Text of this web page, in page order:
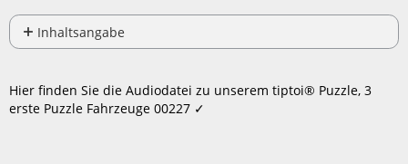
Als
PDF
speichern
Inhaltsangabe
Keine
Hier finden Sie die Audiodatei zu unserem tiptoi® Puzzle, 3
erste Puzzle Fahrzeuge 00227 ✓